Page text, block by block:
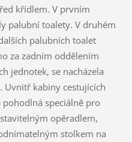
křídlem. V prvním
palubní toalety. V druhém
palubních toalet
za zadním oddělením
jednotek, se nacházela
Uvnitř kabiny cestujících
speciálně pro
opěradlem,
stolkem na